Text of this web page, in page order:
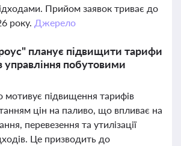
Прийом заявок триває до
року. Джерело
планує підвищити тарифи
управління побутовими
мотивує підвищення тарифів
цін на паливо, що впливає на
перевезення та утилізації
Це призводить до